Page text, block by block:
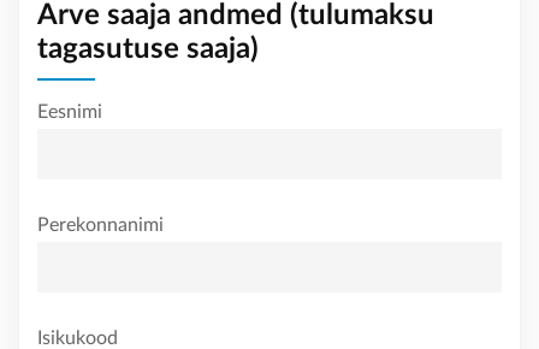
Arve saaja andmed (tulumaksu
tagasutuse saaja)
Eesnimi
Perekonnanimi
Isikukood